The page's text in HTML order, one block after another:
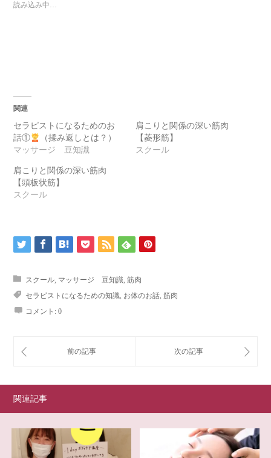
読み込み中…
関連
セラピストになるためのお
話①
（揉み返しとは？）
マッサージ 豆知識
肩こりと関係の深い筋肉
【菱形筋】
スクール
肩こりと関係の深い筋肉
【頭板状筋】
スクール
スクール, マッサージ 豆知識, 筋肉
セラピストになるための知識, お体のお話, 筋肉
コメント: 0
関連記事